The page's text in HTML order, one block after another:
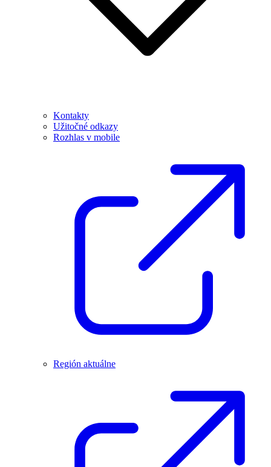
Kontakty
Užitočné odkazy
Rozhlas v mobile
Región aktuálne